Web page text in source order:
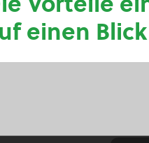
einen Blick